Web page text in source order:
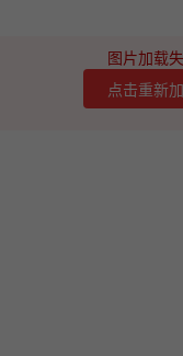
图片加载
点击重新